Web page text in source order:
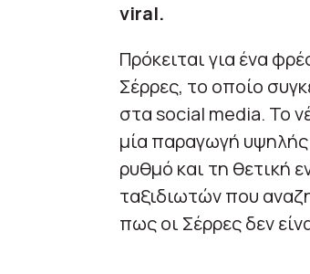
viral.
Πρόκειται για ένα
Σέρρες, το οποίο
στα social media. Το
μία παραγωγή υψηλής
ρυθμό και τη θετική
ταξιδιωτών που
πως οι Σέρρες δεν